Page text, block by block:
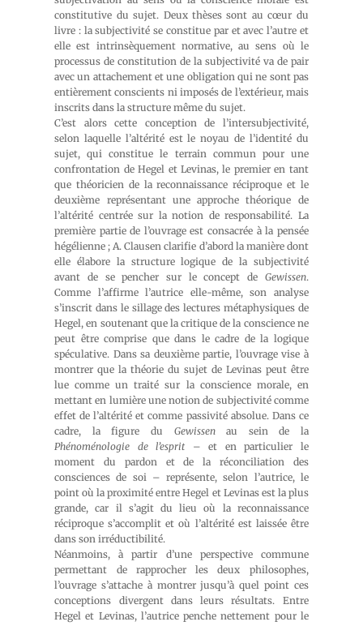
constitutive du sujet. Deux thèses sont au cœur du
livre : la subjectivité se constitue par et avec l’autre et
elle est intrinsèquement normative, au sens où le
processus de constitution de la subjectivité va de pair
avec un attachement et une obligation qui ne sont pas
entièrement conscients ni imposés de l’extérieur, mais
inscrits dans la structure même du sujet.
C’est alors cette conception de l’intersubjectivité,
selon laquelle l’altérité est le noyau de l’identité du
sujet, qui constitue le terrain commun pour une
confrontation de Hegel et Levinas, le premier en tant
que théoricien de la reconnaissance réciproque et le
deuxième représentant une approche théorique de
l’altérité centrée sur la notion de responsabilité. La
première partie de l’ouvrage est consacrée à la pensée
hégélienne ; A. Clausen clarifie d’abord la manière dont
elle élabore la structure logique de la subjectivité
avant de se pencher sur le concept de Gewissen.
Comme l’affirme l’autrice elle-même, son analyse
s’inscrit dans le sillage des lectures métaphysiques de
Hegel, en soutenant que la critique de la conscience ne
peut être comprise que dans le cadre de la logique
spéculative. Dans sa deuxième partie, l’ouvrage vise à
montrer que la théorie du sujet de Levinas peut être
lue comme un traité sur la conscience morale, en
mettant en lumière une notion de subjectivité comme
effet de l’altérité et comme passivité absolue. Dans ce
cadre, la figure du Gewissenau sein de la
Phénoménologie de l’esprit – et en particulier le
moment du pardon et de la réconciliation des
consciences de soi – représente, selon l’autrice, le
point où la proximité entre Hegel et Levinas est la plus
grande, car il s’agit du lieu où la reconnaissance
réciproque s’accomplit et où l’altérité est laissée être
dans son irréductibilité.
Néanmoins, à partir d’une perspective commune
permettant de rapprocher les deux philosophes,
l’ouvrage s’attache à montrer jusqu’à quel point ces
conceptions divergent dans leurs résultats. Entre
Hegel et Levinas, l’autrice penche nettement pour le